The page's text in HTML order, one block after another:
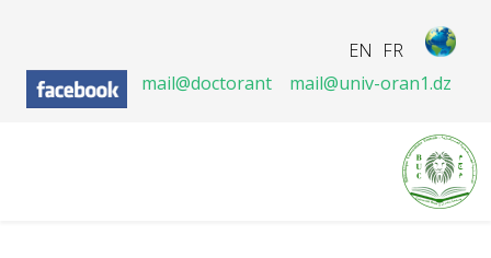
FR
EN
mail@doctorant
mail@univ-oran1.dz